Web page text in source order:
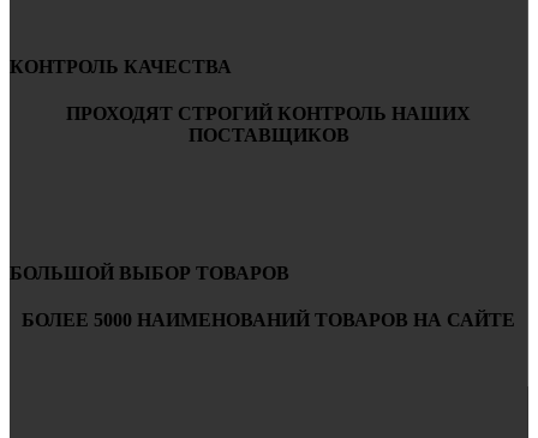
КОНТРОЛЬ КАЧЕСТВА
ПРОХОДЯТ СТРОГИЙ КОНТРОЛЬ НАШИХ
ПОСТАВЩИКОВ
БОЛЬШОЙ ВЫБОР ТОВАРОВ
БОЛЕЕ 5000 НАИМЕНОВАНИЙ ТОВАРОВ НА САЙТЕ